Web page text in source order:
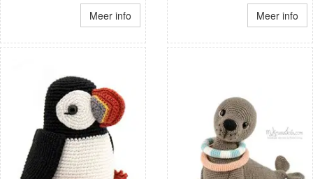
Meer info Meer info